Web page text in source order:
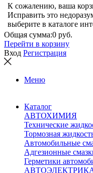
К сожалению, ваша
Исправить это
выберите в каталоге
Общая сумма:0 руб.
Перейти в корзину
Вход Регистрация
Меню
Каталог
АВТОХИМИЯ
Технические
Тормозная
Автомобильные
Адгезионные
Герметики